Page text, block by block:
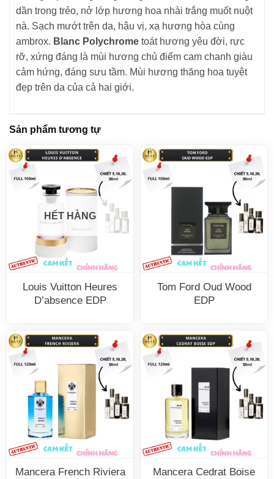
dần trong trẻo, nở lớp hương hoa nhài trắng muốt nuột
nà. Sạch mướt trên da, hậu vị, xạ hương hòa cùng
ambrox. Blanc Polychrome toát hương yêu đời, rực
rỡ, xứng đáng là mùi hương chủ điểm cam chanh giàu
cảm hứng, đáng sưu tầm. Mùi hương thăng hoa tuyệt
đẹp trên da của cả hai giới.
Sản phẩm tương tự
HẾT HÀNG
Louis Vuitton Heures
D’absence EDP
Tom Ford Oud Wood
EDP
Mancera French Riviera
Mancera Cedrat Boise